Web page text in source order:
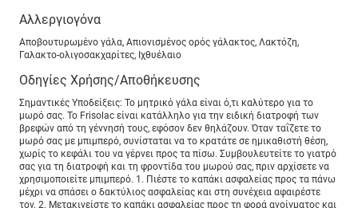
Αλλεργιογόνα
Αποβουτυρωμένο γάλα, Απιονισμένος ορός γάλακτος, Λακτόζη,
Γαλακτο-ολιγοσακχαρίτες, Ιχθυέλαιο
Οδηγίες Χρήσης/Αποθήκευσης
Σημαντικές Υποδείξεις: Το μητρικό γάλα είναι ό,τι καλύτερο για το
μωρό σας. Το Frisolac είναι κατάλληλο για την ειδική διατροφή των
βρεφών από τη γέννησή τους, εφόσον δεν θηλάζουν. Όταν ταΐζετε το
μωρό σας με μπιμπερό, συνίσταται να το κρατάτε σε ημικαθιστή θέση,
χωρίς το κεφάλι του να γέρνει προς τα πίσω. Συμβουλευτείτε το γιατρό
σας για τη διατροφή και τη φροντίδα του μωρού σας, πριν αρχίσετε να
χρησιμοποιείτε μπιμπερό. 1. Πιέστε το καπάκι ασφαλείας προς τα πάνω
μέχρι να σπάσει ο δακτύλιος ασφαλείας και στη συνέχεια αφαιρέστε
τον. 2. Μετακινείστε το καπάκι ασφαλείας προς τη φορά ανοίγματος και